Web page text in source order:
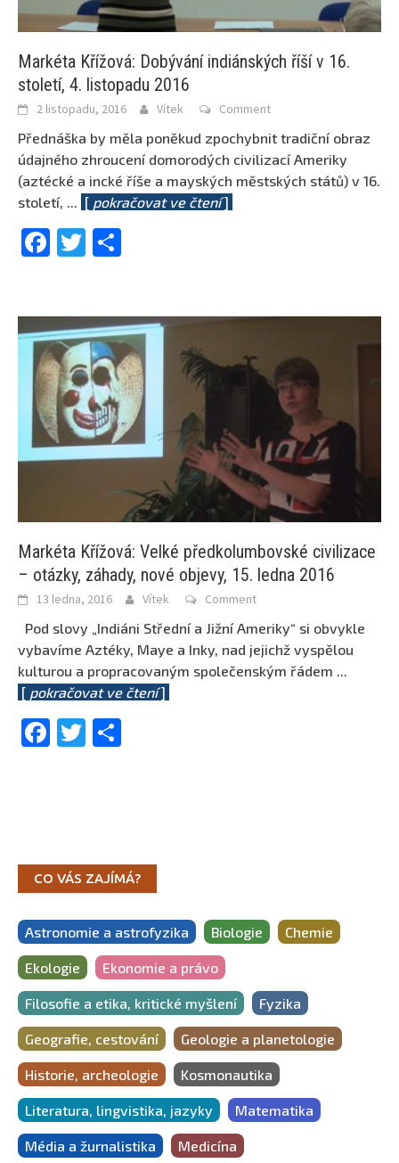
Markéta Křížová: Dobývání indiánských říší v 16.
století, 4. listopadu 2016
2 listopadu, 2016 Vítek Comment
Přednáška by měla poněkud zpochybnit tradiční obraz
údajného zhroucení domorodých civilizací Ameriky
(aztécké a incké říše a mayských městských států) v 16.
století, ... [ pokračovat ve čtení]
Facebook
Twitter
Markéta Křížová: Velké předkolumbovské civilizace
– otázky, záhady, nové objevy, 15. ledna 2016
13 ledna, 2016 Vítek Comment
Pod slovy „Indiáni Střední a Jižní Ameriky“ si obvykle
vybavíme Aztéky, Maye a Inky, nad jejichž vyspělou
kulturou a propracovaným společenským řádem ...
[ pokračovat ve čtení]
Facebook
Twitter
CO VÁS ZAJÍMÁ?
Astronomie a astrofyzika Biologie Chemie
Ekologie Ekonomie a právo
Filosofie a etika, kritické myšlení Fyzika
Geografie, cestování Geologie a planetologie
Historie, archeologie Kosmonautika
Literatura, lingvistika, jazyky Matematika
Média a žurnalistika Medicína